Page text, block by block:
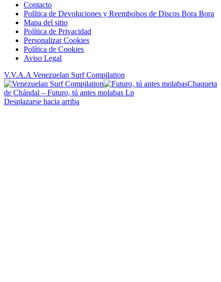
Contacto
Política de Devoluciones y Reembolsos de Discos Bora Bora
Mapa del sitio
Política de Privacidad
Personalizar Cookies
Política de Cookies
Aviso Legal
V.V.A.A Venezuelan Surf Compilation
Chaqueta
de Chándal – Futuro, tú antes molabas Lp
Desplazarse hacia arriba